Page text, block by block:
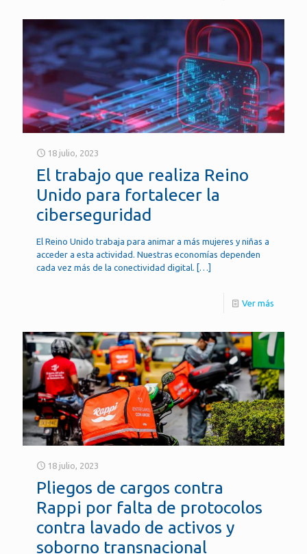
18 julio, 2023
El trabajo que realiza Reino
Unido para fortalecer la
ciberseguridad
El Reino Unido trabaja para animar a más mujeres y niñas a
acceder a esta actividad. Nuestras economías dependen
cada vez más de la conectividad digital. […]
Ver más
18 julio, 2023
Pliegos de cargos contra
Rappi por falta de protocolos
contra lavado de activos y
soborno transnacional